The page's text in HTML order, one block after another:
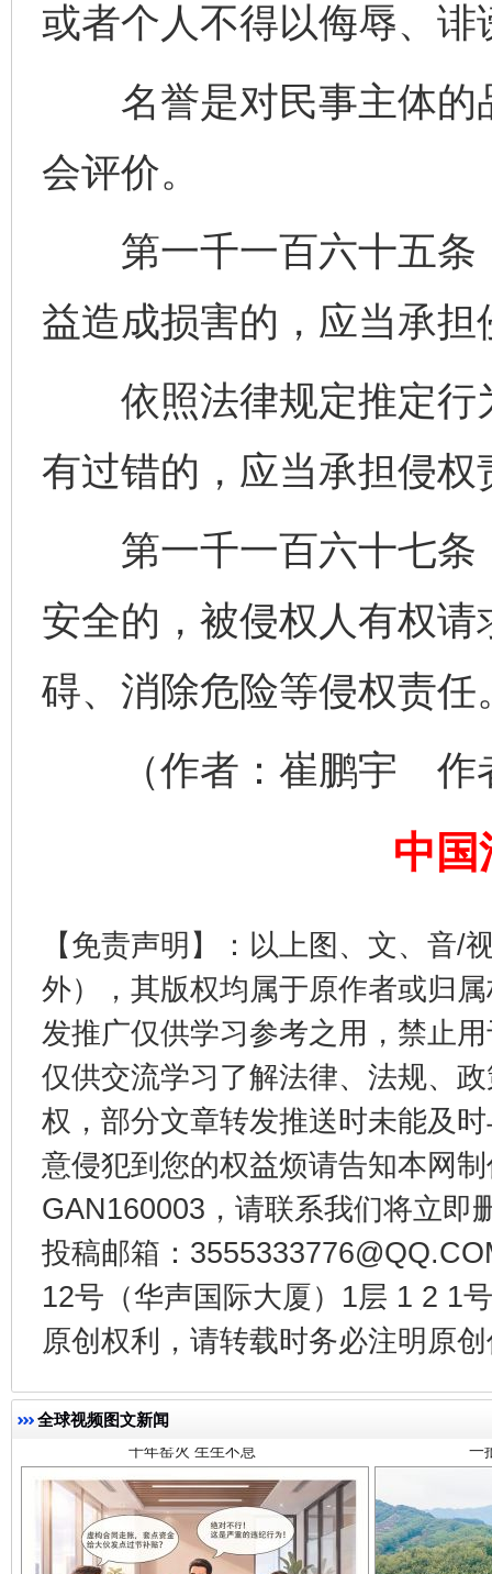
或者个人不得以侮辱、
名誉是对民事主体的
会评价。
第一千一百六十五条
益造成损害的，应当承担
依照法律规定推定行
有过错的，应当承担侵权
第一千一百六十七条
安全的，被侵权人有权
碍、消除危险等侵权责任
（作者：崔鹏宇 作者
中国
【免责声明】：以上图、文、音/
外），其版权均属于原作者或归
发推广仅供学习参考之用，禁止
仅供交流学习了解法律、法规、
权，部分文章转发推送时未能及
意侵犯到您的权益烦请告知本网
GAN160003，请联系我们将立即
投稿邮箱：
12号（华声国际大厦）1层 1 2 1
原创权利，请转载时务必注明原
全球视频图文新闻
东山县通报“牛蛙产品抗生素超标问题” 法
千年窑火 生生不息